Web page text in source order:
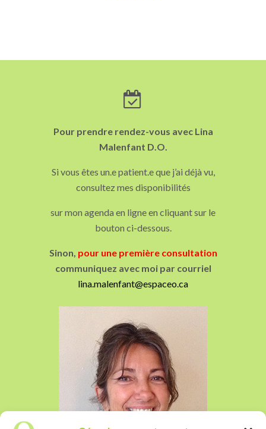
Pour prendre rendez-vous avec Lina
Malenfant D.O.
Si vous êtes un.e patient.e que j’ai déjà vu,
consultez mes disponibilités
sur mon agenda en ligne en cliquant sur le
bouton ci-dessous.
Sinon, pour une première consultation
communiquez avec moi par courriel
lina.malenfant@espaceo.ca